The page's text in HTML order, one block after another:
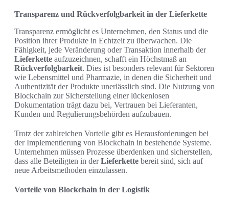
Transparenz und Rückverfolgbarkeit in der Lieferkette
Transparenz ermöglicht es Unternehmen, den Status und die
Position ihrer Produkte in Echtzeit zu überwachen. Die
Fähigkeit, jede Veränderung oder Transaktion innerhalb der
Lieferkette aufzuzeichnen, schafft ein Höchstmaß an
Rückverfolgbarkeit. Dies ist besonders relevant für Sektoren
wie Lebensmittel und Pharmazie, in denen die Sicherheit und
Authentizität der Produkte unerlässlich sind. Die Nutzung von
Blockchain zur Sicherstellung einer lückenlosen
Dokumentation trägt dazu bei, Vertrauen bei Lieferanten,
Kunden und Regulierungsbehörden aufzubauen.
Trotz der zahlreichen Vorteile gibt es Herausforderungen bei
der Implementierung von Blockchain in bestehende Systeme.
Unternehmen müssen Prozesse überdenken und sicherstellen,
dass alle Beteiligten in derLieferkette bereit sind, sich auf
neue Arbeitsmethoden einzulassen.
Vorteile von Blockchain in der Logistik